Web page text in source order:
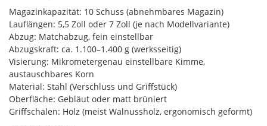
Magazinkapazität: 10 Schuss (abnehmbares Magazin)
Lauflängen: 5,5 Zoll oder 7 Zoll (je nach Modellvariante)
Abzug: Matchabzug, fein einstellbar
Abzugskraft: ca. 1.100–1.400 g (werksseitig)
Visierung: Mikrometergenau einstellbare Kimme,
austauschbares Korn
Material: Stahl (Verschluss und Griffstück)
Oberfläche: Gebläut oder matt brüniert
Griffschalen: Holz (meist Walnussholz, ergonomisch geformt)